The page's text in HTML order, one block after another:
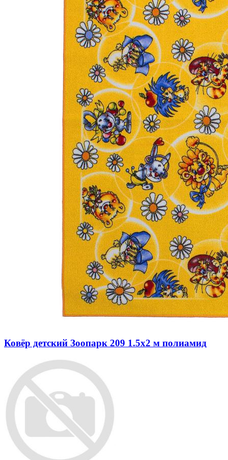
Ковёр детский Зоопарк 209 1.5x2 м полиамид